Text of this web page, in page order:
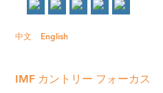
中文 English
IMF カントリー フォーカス